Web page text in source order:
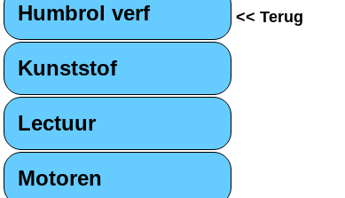
Humbrol verf
Kunststof
Lectuur
Motoren
<< Terug